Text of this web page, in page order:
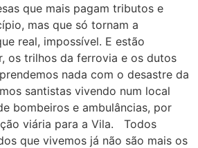
que mais pagam tributos e
mas que só tornam a
real, impossível. E estão
os trilhos da ferrovia e os dutos
nada com o desastre da
santistas vivendo num local
bombeiros e ambulâncias, por
viária para a Vila. Todos
que vivemos já não são mais os